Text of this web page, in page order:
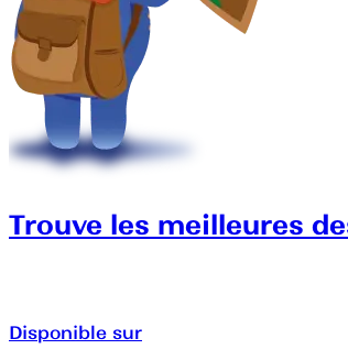
Trouve les meilleures
Disponible sur